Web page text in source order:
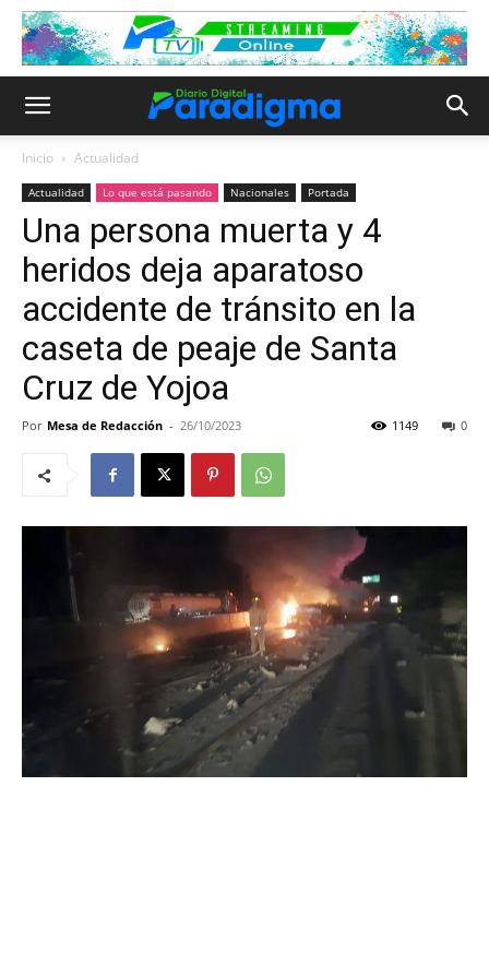
Inicio Actualidad
Actualidad Lo que está pasando Nacionales Portada
Una persona muerta y 4
heridos deja aparatoso
accidente de tránsito en la
caseta de peaje de Santa
Cruz de Yojoa
Por Mesa de Redacción - 26/10/2023 0
1149